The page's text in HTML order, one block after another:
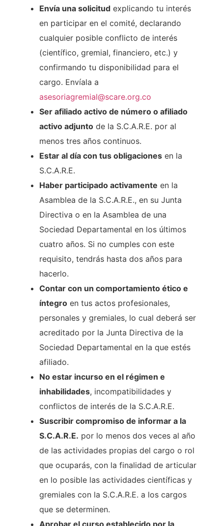
Envía una solicitud explicando tu interés
en participar en el comité, declarando
cualquier posible conflicto de interés
(científico, gremial, financiero, etc.) y
confirmando tu disponibilidad para el
cargo. Envíala a
asesoriagremial@scare.org.co
Ser afiliado activo de número o afiliado
activo adjunto de la S.C.A.R.E. por al
menos tres años continuos.
Estar al día con tus obligaciones en la
S.C.A.R.E.
Haber participado activamente en la
Asamblea de la S.C.A.R.E., en su Junta
Directiva o en la Asamblea de una
Sociedad Departamental en los últimos
cuatro años. Si no cumples con este
requisito, tendrás hasta dos años para
hacerlo.
Contar con un comportamiento ético e
íntegro en tus actos profesionales,
personales y gremiales, lo cual deberá ser
acreditado por la Junta Directiva de la
Sociedad Departamental en la que estés
afiliado.
No estar incurso en el régimen e
inhabilidades, incompatibilidades y
conflictos de interés de la S.C.A.R.E.
Suscribir compromiso de informar a la
S.C.A.R.E. por lo menos dos veces al año
de las actividades propias del cargo o rol
que ocuparás, con la finalidad de articular
en lo posible las actividades científicas y
gremiales con la S.C.A.R.E. a los cargos
que se determinen.